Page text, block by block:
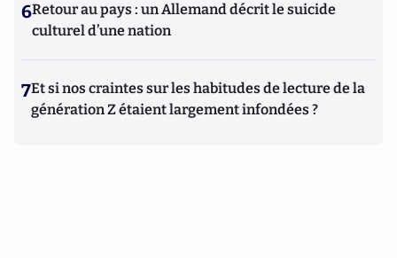
6Retour au pays : un Allemand décrit le suicide
culturel d’une nation
7Et si nos craintes sur les habitudes de lecture de la
génération Z étaient largement infondées ?